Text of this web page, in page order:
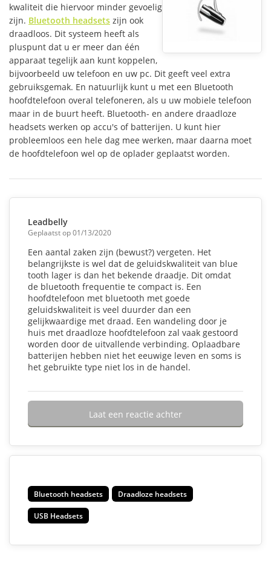
kwaliteit die hiervoor minder gevoelig
zijn. Bluetooth headsets zijn ook
draadloos. Dit systeem heeft als
pluspunt dat u er meer dan één
apparaat tegelijk aan kunt koppelen,
bijvoorbeeld uw telefoon en uw pc. Dit geeft veel extra
gebruiksgemak. En natuurlijk kunt u met een Bluetooth
hoofdtelefoon overal telefoneren, als u uw mobiele telefoon
maar in de buurt heeft. Bluetooth- en andere draadloze
headsets werken op accu's of batterijen. U kunt hier
probleemloos een hele dag mee werken, maar daarna moet
de hoofdtelefoon wel op de oplader geplaatst worden.
Leadbelly
Geplaatst op 01/13/2020
Een aantal zaken zijn (bewust?) vergeten. Het
belangrijkste is wel dat de geluidskwaliteit van blue
tooth lager is dan het bekende draadje. Dit omdat
de bluetooth frequentie te compact is. Een
hoofdtelefoon met bluetooth met goede
geluidskwaliteit is veel duurder dan een
gelijkwaardige met draad. Een wandeling door je
huis met draadloze hoofdtelefoon zal vaak gestoord
worden door de uitvallende verbinding. Oplaadbare
batterijen hebben niet het eeuwige leven en soms is
het gebruikte type niet los in de handel.
Laat een reactie achter
Bluetooth headsets Draadloze headsets
USB Headsets